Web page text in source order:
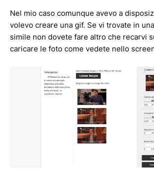
Nel mio caso comunque avevo a
volevo creare una gif. Se vi trovate in
simile non dovete fare altro che recarvi
caricare le foto come vedete nello